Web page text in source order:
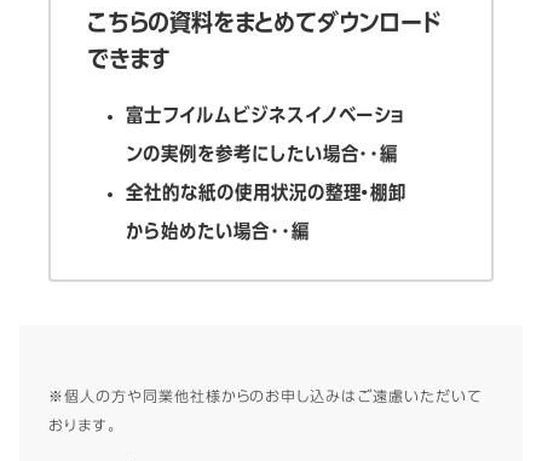
こちらの資料をまとめてダウンロード
できます
富士フイルムビジネスイノベーショ
ンの実例を参考にしたい場合･･編
全社的な紙の使用状況の整理・棚卸
から始めたい場合･･編
※個人の方や同業他社様からのお申し込みはご遠慮いただいて
おります。